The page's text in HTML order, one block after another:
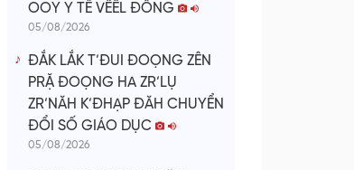
OOY Y TẾ VÊÊL ĐÔNG
05/08/2026
ĐẮK LẮK T’ĐUI ĐOỌNG ZÊN
PRẶ ĐOỌNG HA ZR’LỤ
ZR’NĂH K’ĐHẠP ĐĂH CHUYỂN
ĐỔI SỐ GIÁO DỤC
05/08/2026